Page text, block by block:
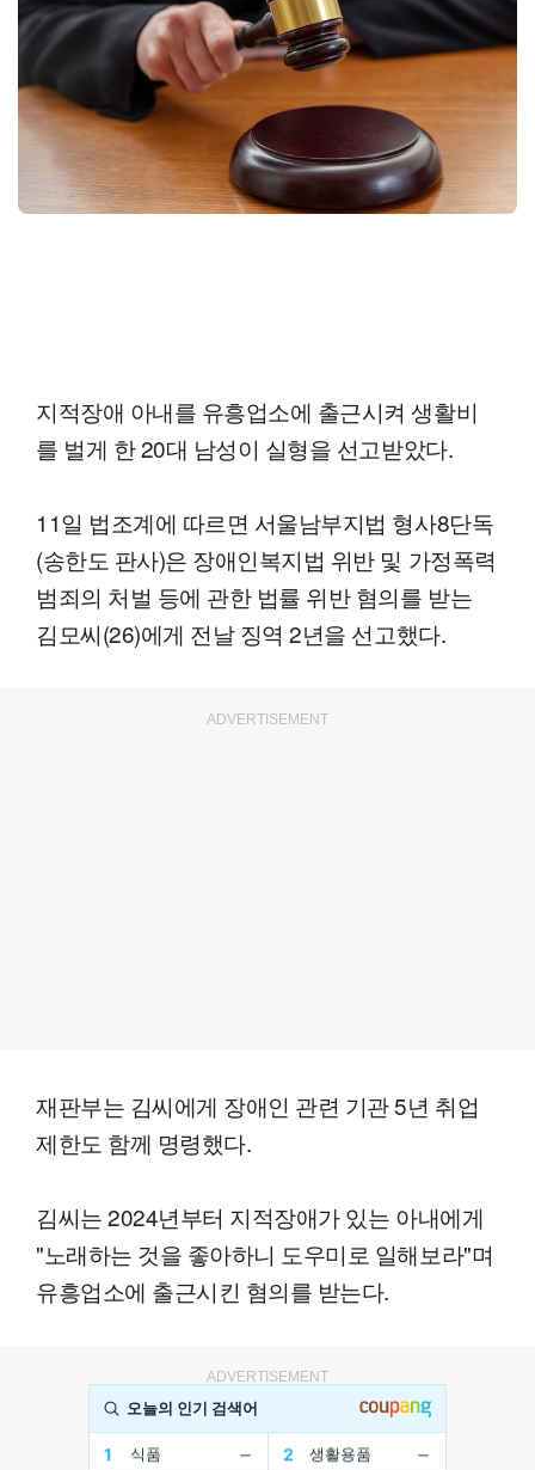
지적장애 아내를 유흥업소에 출근시켜 생활비
를 벌게 한 20대 남성이 실형을 선고받았다.
11일 법조계에 따르면 서울남부지법 형사8단독
(송한도 판사)은 장애인복지법 위반 및 가정폭력
범죄의 처벌 등에 관한 법률 위반 혐의를 받는
김모씨(26)에게 전날 징역 2년을 선고했다.
ADVERTISEMENT
재판부는 김씨에게 장애인 관련 기관 5년 취업
제한도 함께 명령했다.
김씨는 2024년부터 지적장애가 있는 아내에게
"노래하는 것을 좋아하니 도우미로 일해보라"며
유흥업소에 출근시킨 혐의를 받는다.
ADVERTISEMENT